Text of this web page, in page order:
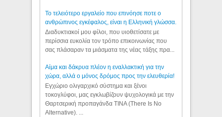
Το τελειότερο εργαλείο που επινόησε ποτε ο
ανθρώπινος εγκέφαλος, είναι η Ελληνική γλώσσα.
Διαδυκτιακοί μου φίλοι, που υιοθετίσατε με
περίσσια ευκολία τον τρόπο επικοινωνίας που
σας πλάσαραν τα μιάσματα της νέας τάξης πρα...
Αίμα και δάκρυα πλέον η εναλλακτική για την
χώρα, αλλά ο μόνος δρόμος προς την ελευθερία!
Εγχώριο ολιγαρχικό σύστημα και ξένοι
τοκογλύφοι, μας εγκλωβίζουν ψυχολογικά με την
Θαρτσερική προπαγάνδα TINA (There Is No
Alternative). ...